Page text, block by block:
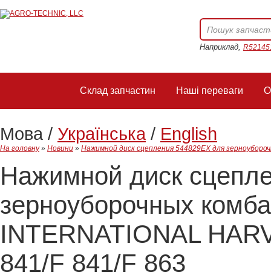
Наприклад,
Склад запчастин Наші переваги
Мова / Українська/ English
На головну» Новини » Нажимной диск сцепления 544829EX для
Нажимной диск
зерноуборочных
INTERNATIONAL
841/F 841/F 863